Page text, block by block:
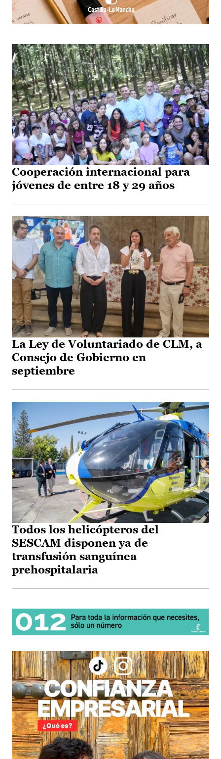
Cooperación internacional para
jóvenes de entre 18 y 29 años
La Ley de Voluntariado de CLM, a
Consejo de Gobierno en
septiembre
Todos los helicópteros del
SESCAM disponen ya de
transfusión sanguínea
prehospitalaria